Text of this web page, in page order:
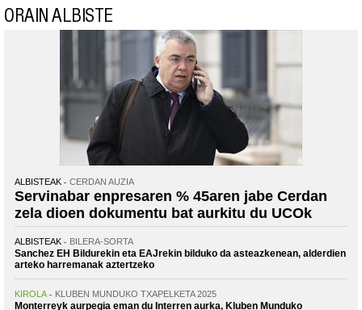
ORAIN ALBISTE
ALBISTEAK CERDAN AUZIA
Servinabar enpresaren % 45aren jabe Cerdan
zela dioen dokumentu bat aurkitu du UCOk
ALBISTEAK BILERA-SORTA
Sanchez EH Bildurekin eta EAJrekin bilduko da asteazkenean, alderdien
arteko harremanak aztertzeko
KIROLA KLUBEN MUNDUKO TXAPELKETA 2025
Monterreyk aurpegia eman du Interren aurka, Kluben Munduko